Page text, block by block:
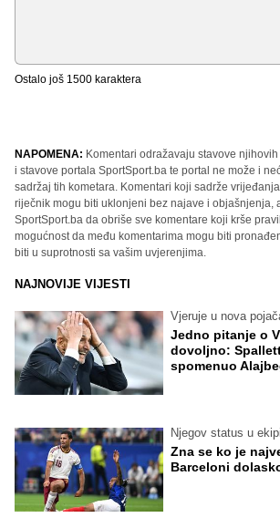
Ostalo još 1500 karaktera
NAPOMENA: Komentari odražavaju stavove
i stavove portala SportSport.ba te portal ne može i
sadržaj tih kometara. Komentari koji sadrže
riječnik mogu biti uklonjeni bez najave i objašnjenja,
SportSport.ba da obriše sve komentare koji krše
mogućnost da među komentarima mogu biti
biti u suprotnosti sa vašim uvjerenjima.
NAJNOVIJE VIJESTI
Vjeruje u nova
Jedno pitanje o
dovoljno:
spomenuo
Njegov status u
Zna se ko je
Barceloni